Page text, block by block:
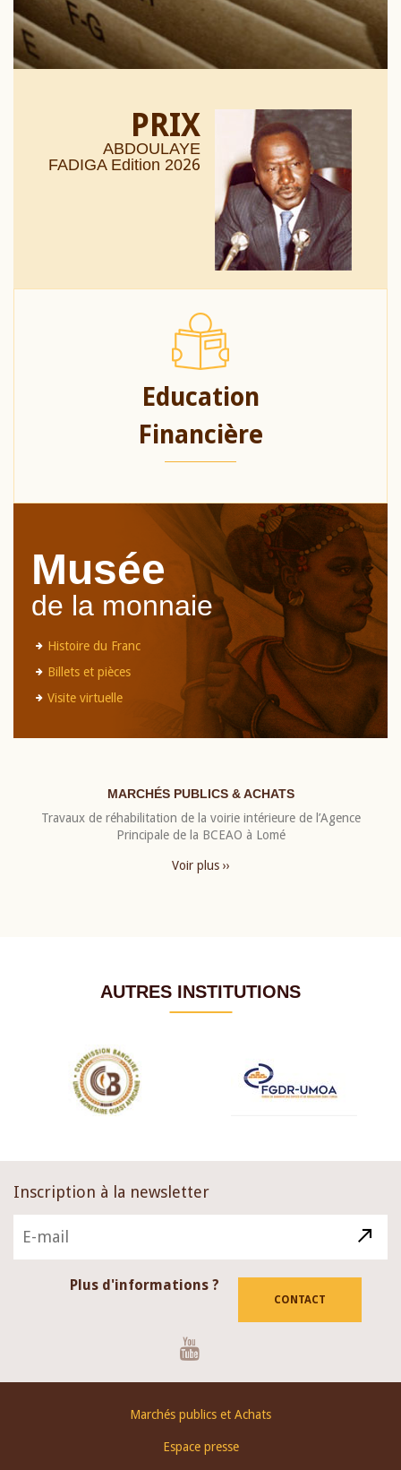
PRIX
ABDOULAYE
FADIGA Edition 2026
Education
Financière
Musée
de la monnaie
Histoire du Franc
Billets et pièces
Visite virtuelle
MARCHÉS PUBLICS & ACHATS
Travaux de réhabilitation de la voirie intérieure de l’Agence
Principale de la BCEAO à Lomé
Voir plus ››
AUTRES INSTITUTIONS
Inscription à la newsletter
Plus d'informations ?
CONTACT
Marchés publics et Achats
Espace presse